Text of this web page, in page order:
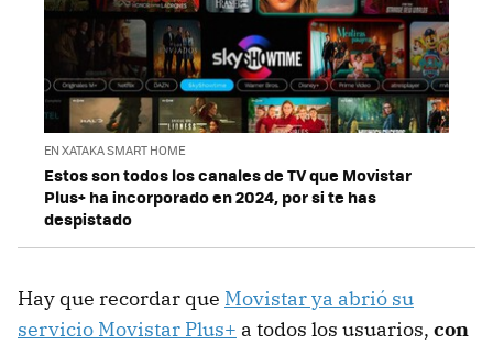
EN XATAKA SMART HOME
Estos son todos los canales de TV que Movistar
Plus+ ha incorporado en 2024, por si te has
despistado
Hay que recordar que Movistar ya abrió su
servicio Movistar Plus+ a todos los usuarios, con